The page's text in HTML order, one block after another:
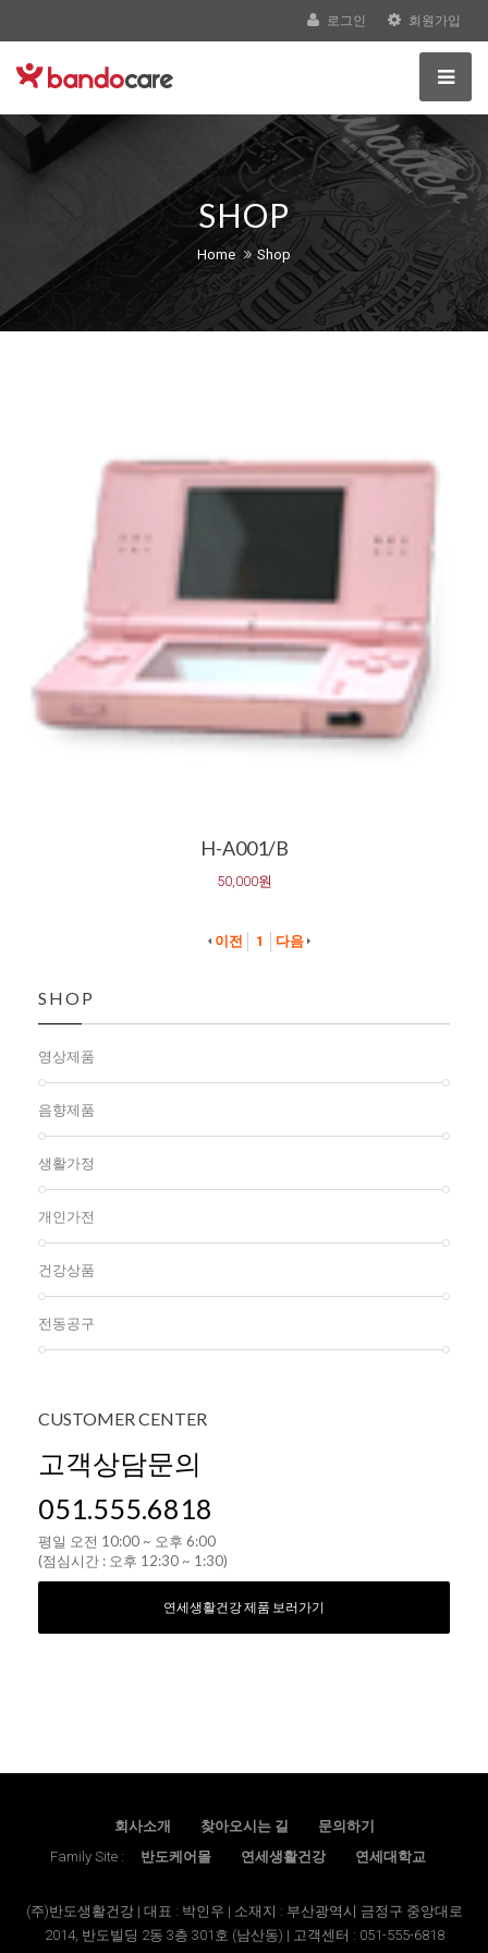
로그인 회원가입
SHOP
Home Shop
H-A001/B
50,000원
이전 1 다음
SHOP
영상제품
음향제품
생활가정
개인가전
건강상품
전동공구
CUSTOMERCENTER
고객상담문의
051.555.6818
평일 오전 10:00 ~ 오후 6:00
(점심시간 : 오후 12:30 ~ 1:30)
연세생활건강 제품 보러가기
회사소개 찾아오시는 길
문의하기
Family Site :
반도케어몰 연세생활건강 연세대학교
(주)반도생활건강 | 대표 : 박인우 | 소재지 : 부산광역시 금정구 중앙대로
2014, 반도빌딩 2동 3층 301호 (남산동) | 고객센터 : 051-555-6818